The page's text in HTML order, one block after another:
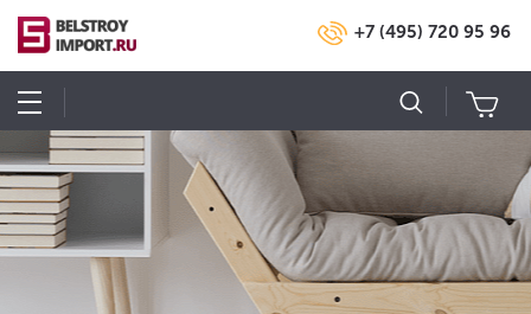
+7 (495) 720 95 96